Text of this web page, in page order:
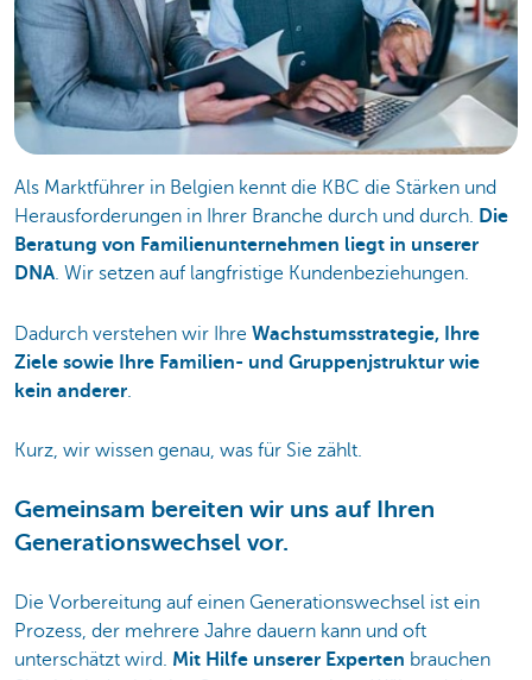
Als Marktführer in Belgien kennt die KBC die Stärken und
Herausforderungen in Ihrer Branche durch und durch. Die
Beratung von Familienunternehmen liegt in unserer
DNA. Wir setzen auf langfristige Kundenbeziehungen.
Dadurch verstehen wir Ihre Wachstumsstrategie, Ihre
Ziele sowie Ihre Familien- und Gruppenjstruktur wie
kein anderer.
Kurz, wir wissen genau, was für Sie zählt.
Gemeinsam bereiten wir uns auf Ihren
Generationswechsel vor.
Die Vorbereitung auf einen Generationswechsel ist ein
Prozess, der mehrere Jahre dauern kann und oft
unterschätzt wird. Mit Hilfe unserer Experten brauchen